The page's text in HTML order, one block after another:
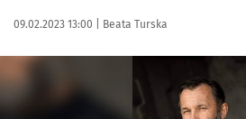
Data publikacji:
09.02.2023 13:00 | Autor:
Beata Turska
Kliknij, aby zobaczyć galerię